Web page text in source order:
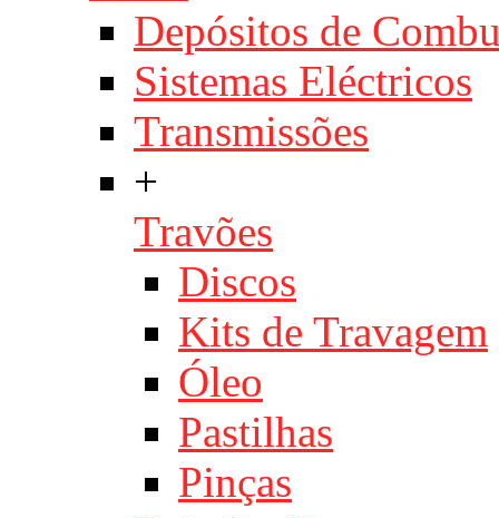
Depósitos de
Sistemas Eléctricos
Transmissões
+
Travões
Discos
Kits de Travagem
Óleo
Pastilhas
Pinças